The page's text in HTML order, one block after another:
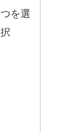
つを選
択